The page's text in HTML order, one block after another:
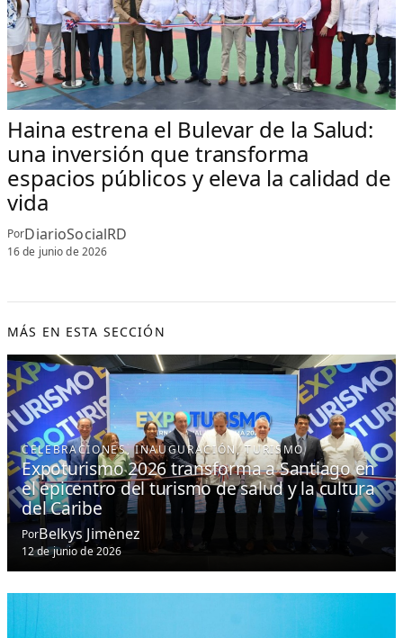
Haina estrena el Bulevar de la Salud:
una inversión que transforma
espacios públicos y eleva la calidad de
vida
PorDiarioSocialRD
16 de junio de 2026
MÁS EN ESTA SECCIÓN
CELEBRACIONES, INAUGURACIÓN, TURISMO
Expoturismo 2026 transforma a Santiago en
el epicentro del turismo de salud y la cultura
del Caribe
PorBelkys Jimènez
12 de junio de 2026